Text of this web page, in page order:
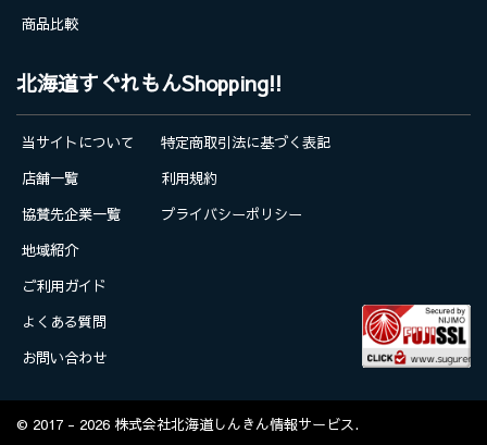
商品比較
北海道すぐれもんShopping!!
当サイトについて
店舗一覧
協賛先企業一覧
地域紹介
ご利用ガイド
よくある質問
お問い合わせ
特定商取引法に基づく表記
利用規約
プライバシーポリシー
© 2017 - 2026 株式会社北海道しんきん情報サービス.